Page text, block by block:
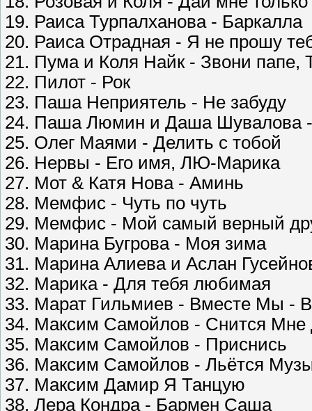
19. Раиса Турпалханова - Баркалла
20. Раиса Отрадная - Я не прошу
21. Пума и Коля Найк - Звони папе,
22. Пилот - Рок
23. Паша Неприятель - Не забуду
24. Паша Люмин и Даша Шувалова
25. Олег Маями - Делить с тобой
26. Нервы - Его имя, ЛЮ-Марика
27. Мот & Катя Нова - Аминь
28. Мемфис - Чуть по чуть
29. Мемфис - Мой самый верный
30. Марина Бугрова - Моя зима
31. Марина Алиева и Аслан
32. Марика - Для тебя любимая
33. Марат Гильмиев - Вместе Мы -
34. Максим Самойлов - Снится Мне
35. Максим Самойлов - Приснись
36. Максим Самойлов - Льётся
37. Максим Дамир Я Танцую
38. Лера Кондра - Бармен Саша